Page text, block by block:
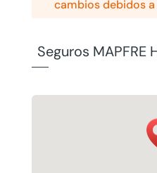
cambios debidos
Seguros MAPFRE